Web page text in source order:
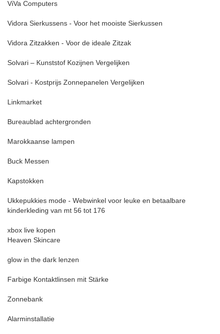
ViVa Computers
Vidora Sierkussens - Voor het mooiste Sierkussen
Vidora Zitzakken - Voor de ideale Zitzak
Solvari – Kunststof Kozijnen Vergelijken
Solvari - Kostprijs Zonnepanelen Vergelijken
Linkmarket
Bureaublad achtergronden
Marokkaanse lampen
Buck Messen
Kapstokken
Ukkepukkies mode - Webwinkel voor leuke en betaalbare
kinderkleding van mt 56 tot 176
xbox live kopen
Heaven Skincare
glow in the dark lenzen
Farbige Kontaktlinsen mit Stärke
Zonnebank
Alarminstallatie